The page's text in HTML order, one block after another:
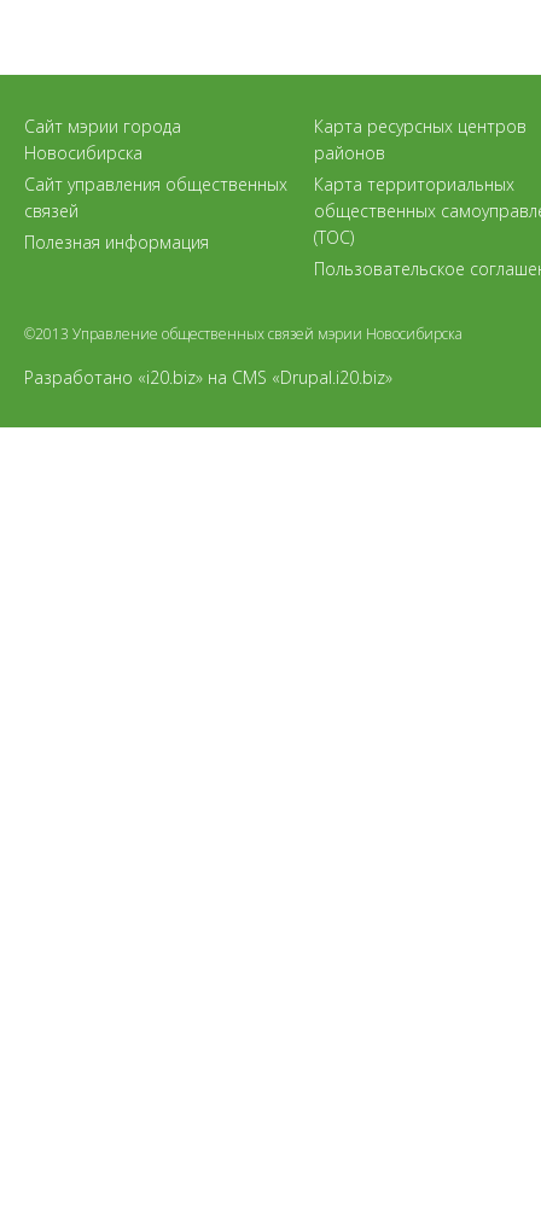
Сайт мэрии города
Новосибирска
Сайт управления общественных
связей
Полезная информация
Карта ресурсных центров
районов
Карта территориальных
общественных
(ТОС)
Пользовательское
©2013 Управление общественных связей мэрии Новосибирска
Разработано «i20.biz» на CMS «Drupal.i20.biz»